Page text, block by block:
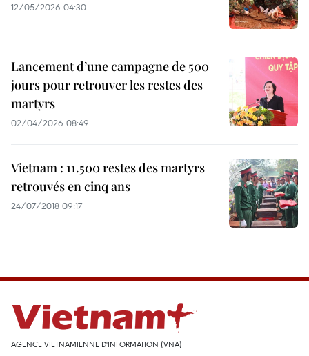
12/05/2026 04:30
Lancement d’une campagne de 500
jours pour retrouver les restes des
martyrs
02/04/2026 08:49
Vietnam : 11.500 restes des martyrs
retrouvés en cinq ans
24/07/2018 09:17
AGENCE VIETNAMIENNE D'INFORMATION (VNA)